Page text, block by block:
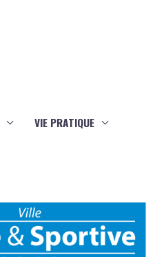
VIE PRATIQUE